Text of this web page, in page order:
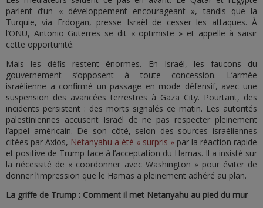
parlent d’un « développement encourageant », tandis que la
Turquie, via Erdogan, presse Israël de cesser les attaques. À
l’ONU, Antonio Guterres se dit « optimiste » et appelle à saisir
cette opportunité.
Mais les défis restent énormes. En Israël, les faucons du
gouvernement s’opposent à toute concession. L’armée
israélienne a confirmé un passage en mode défensif, avec une
suspension des avancées terrestres à Gaza City. Pourtant, des
incidents persistent : des morts signalés ce matin. Les autorités
palestiniennes accusent Israël de ne pas respecter pleinement
l’appel américain. De son côté, selon des sources israéliennes
citées par Axios, Netanyahu a été « surpris » par la réaction rapide
et positive de Trump face à l’acceptation du Hamas. Il a insisté sur
la nécessité de « coordonner avec Washington » pour éviter de
donner l’impression que le Hamas a pleinement adhéré au plan.
La griffe de Trump : Comment il met Netanyahu au pied du mur